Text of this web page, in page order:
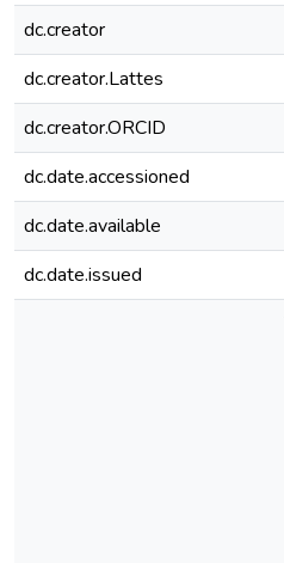
dc.creator
dc.creator.Lattes
dc.creator.ORCID
dc.date.accessioned
dc.date.available
dc.date.issued